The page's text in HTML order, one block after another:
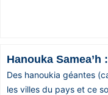
Hanouka
Des hanoukia géantes
les villes du pays et ce